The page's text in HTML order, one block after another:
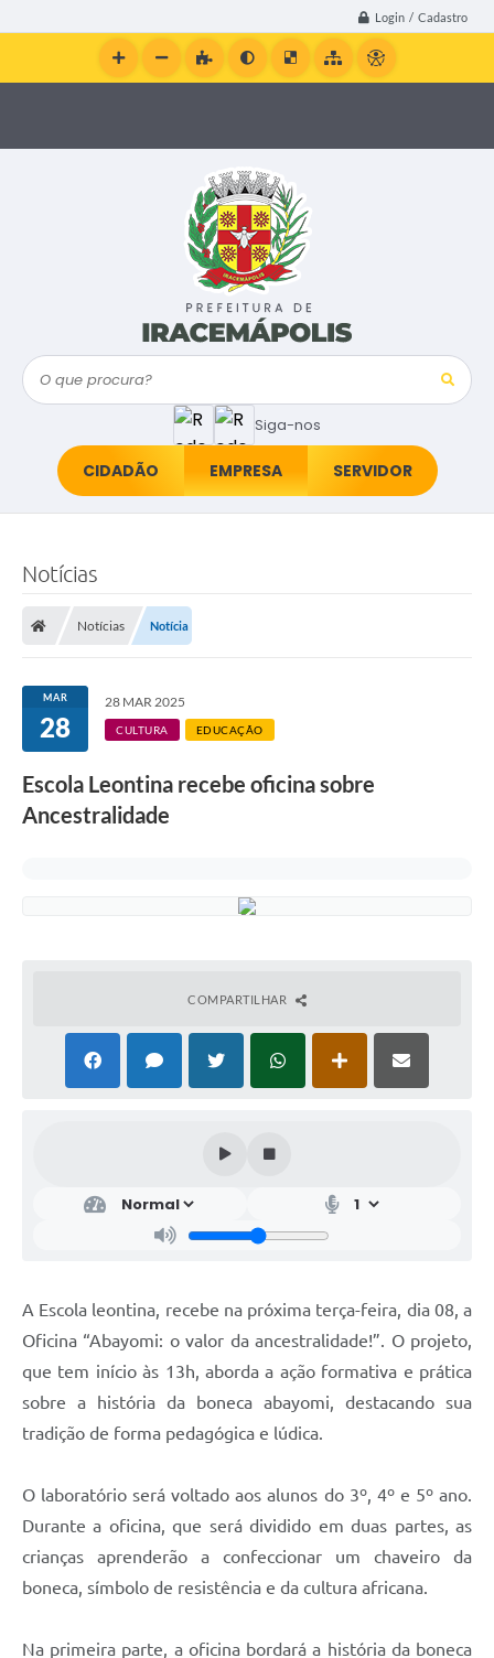
Login / Cadastro
Siga-nos
O que procura?
CIDADÃO EMPRESA SERVIDOR
Notícias
Notícias Notícia
MAR
28
28 MAR 2025
CULTURA EDUCAÇÃO
Escola Leontina recebe oficina sobre
Ancestralidade
COMPARTILHAR
A Escola leontina, recebe na próxima terça-feira, dia 08, a
Oficina “Abayomi: o valor da ancestralidade!”. O projeto,
que tem início às 13h, aborda a ação formativa e prática
sobre a história da boneca abayomi, destacando sua
tradição de forma pedagógica e lúdica.
O laboratório será voltado aos alunos do 3º, 4º e 5º ano.
Durante a oficina, que será dividido em duas partes, as
crianças aprenderão a confeccionar um chaveiro da
boneca, símbolo de resistência e da cultura africana.
Na primeira parte, a oficina bordará a história da boneca